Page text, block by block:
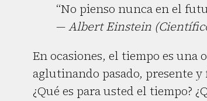
“No pienso nunca en el
—Albert Einstein
En ocasiones, el tiempo es una
aglutinando pasado, presente
¿Qué es para usted el tiempo?